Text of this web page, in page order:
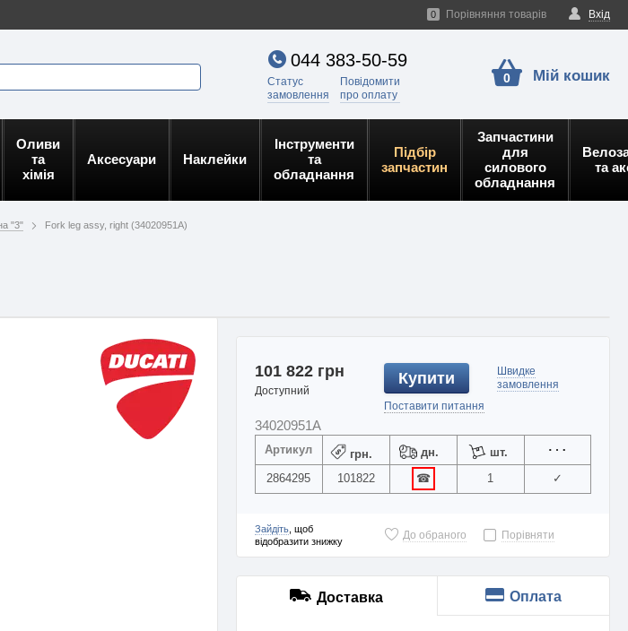
Вхід
0 Порівняння товарів
044 383-50-59
Статус
замовлення
Повідомити
про оплату
0 Мій кошик
Оливи
та
хімія
Аксесуари Наклейки
Інструменти
та
обладнання
Підбір
запчастин
Запчастини
для
силового
обладнання
та
"3" Fork leg assy, right (34020951A)
101 822 грн
Доступний
Купити
Поставити питання
Швидке
замовлення
34020951A
Артикул грн. дн.
шт.
2864295
101822 ☎ 1 ✓
Зайдіть, щоб
відобразити знижку
До обраного Порівняти
Доставка Оплата